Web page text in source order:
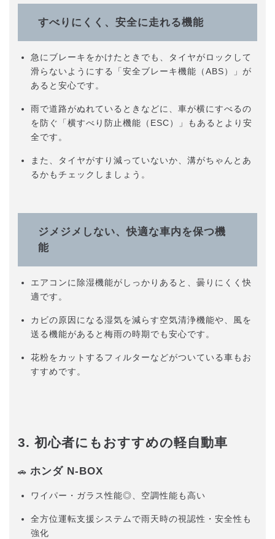
すべりにくく、安全に走れる機能
急にブレーキをかけたときでも、タイヤがロックして
滑らないようにする「安全ブレーキ機能（ABS）」が
あると安心です。
雨で道路がぬれているときなどに、車が横にすべるの
を防ぐ「横すべり防止機能（ESC）」もあるとより安
全です。
また、タイヤがすり減っていないか、溝がちゃんとあ
るかもチェックしましょう。
ジメジメしない、快適な車内を保つ機
能
エアコンに除湿機能がしっかりあると、曇りにくく快
適です。
カビの原因になる湿気を減らす空気清浄機能や、風を
送る機能があると梅雨の時期でも安心です。
花粉をカットするフィルターなどがついている車もお
すすめです。
3. 初心者にもおすすめの軽自動車
🚗 ホンダ N-BOX
ワイパー・ガラス性能◎、空調性能も高い
全方位運転支援システムで雨天時の視認性・安全性も
強化